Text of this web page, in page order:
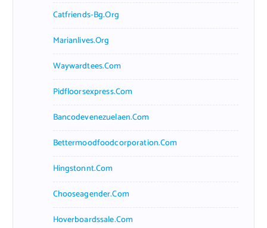
Catfriends-Bg.org
Marianlives.org
Waywardtees.com
Pidfloorsexpress.com
Bancodevenezuelaen.com
Bettermoodfoodcorporation.com
Hingstonnt.com
Chooseagender.com
Hoverboardssale.com